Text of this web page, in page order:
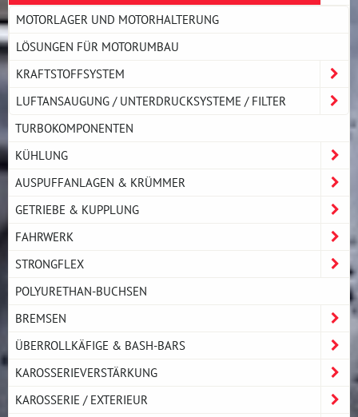
MOTORLAGER UND MOTORHALTERUNG
LÖSUNGEN FÜR MOTORUMBAU
KRAFTSTOFFSYSTEM
LUFTANSAUGUNG / UNTERDRUCKSYSTEME / FILTER
TURBOKOMPONENTEN
KÜHLUNG
AUSPUFFANLAGEN & KRÜMMER
GETRIEBE & KUPPLUNG
FAHRWERK
STRONGFLEX
POLYURETHAN-BUCHSEN
BREMSEN
ÜBERROLLKÄFIGE & BASH-BARS
KAROSSERIEVERSTÄRKUNG
KAROSSERIE / EXTERIEUR